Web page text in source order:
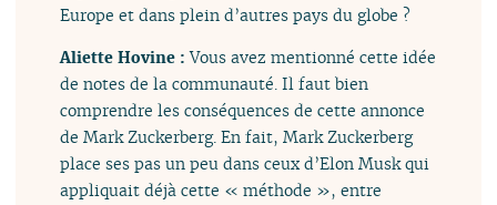
Europe et dans plein d’autres pays du globe ?
Aliette Hovine :Vous avez mentionné cette idée
de notes de la communauté. Il faut bien
comprendre les conséquences de cette annonce
de Mark Zuckerberg. En fait, Mark Zuckerberg
place ses pas un peu dans ceux d’Elon Musk qui
appliquait déjà cette « méthode », entre